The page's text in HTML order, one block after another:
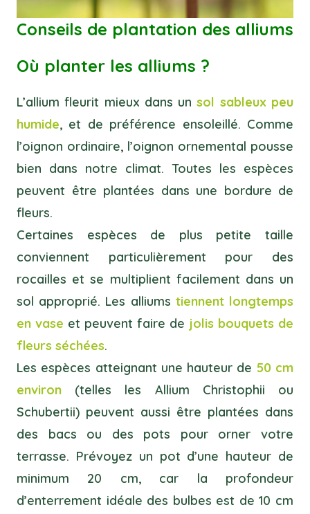
Conseils de plantation des alliums
Où planter les alliums ?
L’allium fleurit mieux dans unsol sableux peu
humide, et de préférence ensoleillé. Comme
l’oignon ordinaire, l’oignon ornemental pousse
bien dans notre climat. Toutes les espèces
peuvent être plantées dans une bordure de
fleurs.
Certaines espèces de plus petite taille
conviennent particulièrement pour des
rocailles et se multiplient facilement dans un
sol approprié. Les alliums tiennent longtemps
en vase et peuvent faire de jolis bouquets de
fleurs séchées.
Les espèces atteignant une hauteur de 50 cm
environ (telles les Allium Christophii ou
Schubertii) peuvent aussi être plantées dans
des bacs ou des pots pour orner votre
terrasse. Prévoyez un pot d’une hauteur de
minimum 20 cm, car la profondeur
d’enterrement idéale des bulbes est de 10 cm